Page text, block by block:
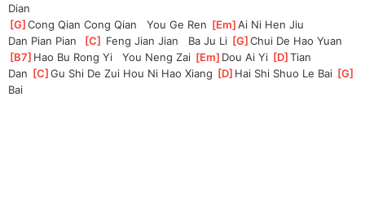
Dian
[G ]
Cong Qian Cong Qian   You Ge Ren [Em ]
Ai Ni Hen Jiu
Dan Pian Pian
[C Feng Jian Jian   Ba Ju Li [G ]
Chui De Hao Yuan
[B7 ]Hao Bu Rong Yi   You Neng Zai [Em ]Dou Ai Yi [D ]
Tian
Dan [C ]
Gu Shi De Zui Hou Ni Hao Xiang [D ]Hai Shi Shuo Le Bai [G
Bai